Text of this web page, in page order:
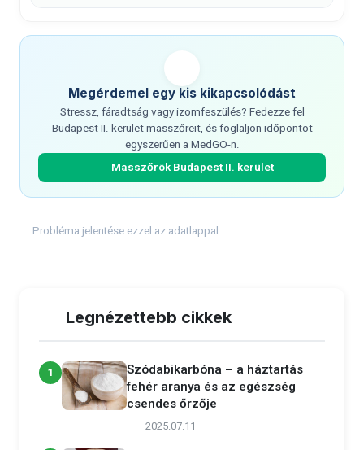
Megérdemel egy kis kikapcsolódást
Stressz, fáradtság vagy izomfeszülés? Fedezze fel
Budapest II. kerület masszőreit, és foglaljon időpontot
egyszerűen a MedGO-n.
Masszőrök Budapest II. kerület
Probléma jelentése ezzel az adatlappal
Legnézettebb cikkek
1
Szódabikarbóna – a háztartás
fehér aranya és az egészség
csendes őrzője
2025.07.11